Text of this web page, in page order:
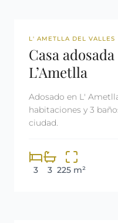
REF: 3023
L' AMETLLA DEL VALLES
Casa
L’Ametlla
Adosado en L'
habitaciones y 3
ciudad.
3 3 225 m²